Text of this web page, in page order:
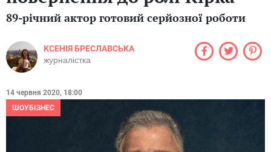
89-річний актор готовий серйозної роботи
КСЕНІЯ БРЕСЛАВСЬКА
журналістка
14 червня 2020, 18:00
ШОУБІЗНЕС